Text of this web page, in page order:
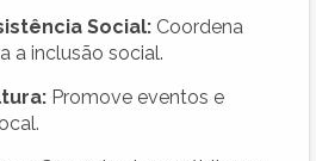
Social: Coordena
a inclusão social.
Promove eventos e